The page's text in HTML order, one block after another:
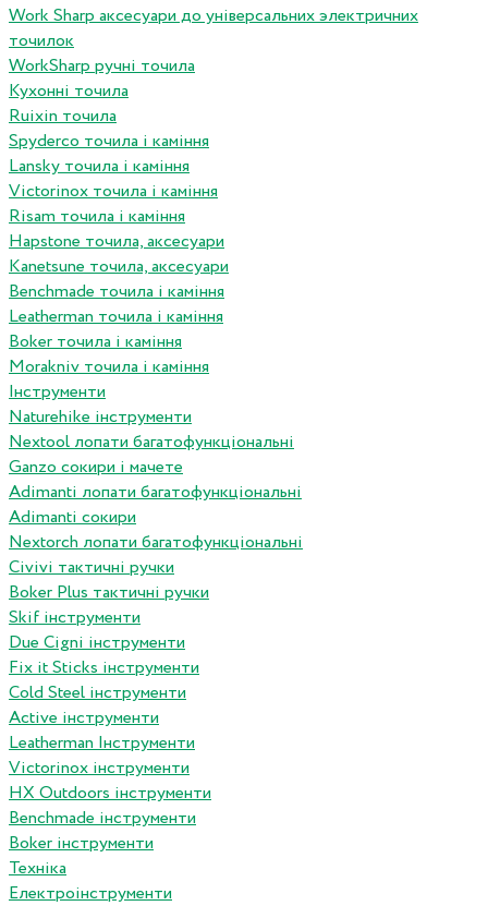
Work Sharp аксесуари до унiверсальних электричних
точилок
WorkSharp ручні точила
Кухонні точила
Ruixin точила
Spyderco точила і каміння
Lansky точила і каміння
Victorinox точила і каміння
Risam точила і каміння
Hapstone точила, аксесуари
Kanetsune точила, аксесуари
Benchmade точила і каміння
Leatherman точила і каміння
Boker точила і каміння
Morakniv точила і каміння
Інструменти
Naturehike інструменти
Nextool лопати багатофункціональні
Ganzo сокири і мачете
Adimanti лопати багатофункціональні
Adimanti сокири
Nextorch лопати багатофункціональні
Сivivi тактичні ручки
Boker Plus тактичні ручки
Skif інструменти
Due Cigni інструменти
Fix it Sticks інструменти
Сold Steel інструменти
Active інструменти
Leatherman Інструменти
Victorinox інструменти
HX Outdoors інструменти
Benchmade інструменти
Boker інструменти
Техніка
Електроінструменти